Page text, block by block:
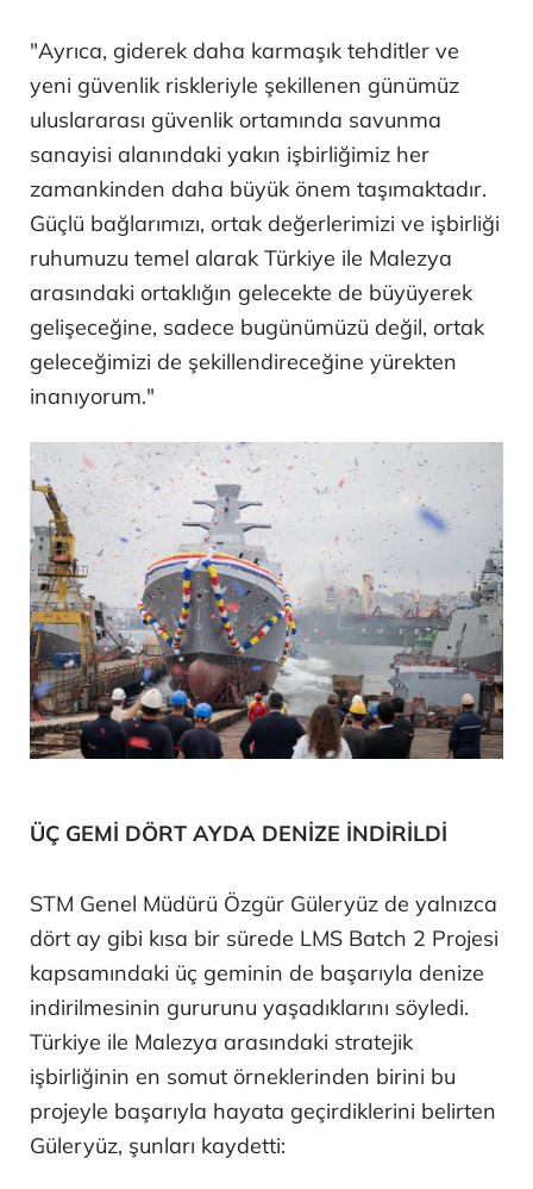
"Ayrıca, giderek daha karmaşık tehditler ve
yeni güvenlik riskleriyle şekillenen günümüz
uluslararası güvenlik ortamında savunma
sanayisi alanındaki yakın işbirliğimiz her
zamankinden daha büyük önem taşımaktadır.
Güçlü bağlarımızı, ortak değerlerimizi ve işbirliği
ruhumuzu temel alarak Türkiye ile Malezya
arasındaki ortaklığın gelecekte de büyüyerek
gelişeceğine, sadece bugünümüzü değil, ortak
geleceğimizi de şekillendireceğine yürekten
inanıyorum."
ÜÇ GEMİ DÖRT AYDA DENİZE İNDİRİLDİ
STM Genel Müdürü Özgür Güleryüz de yalnızca
dört ay gibi kısa bir sürede LMS Batch 2 Projesi
kapsamındaki üç geminin de başarıyla denize
indirilmesinin gururunu yaşadıklarını söyledi.
Türkiye ile Malezya arasındaki stratejik
işbirliğinin en somut örneklerinden birini bu
projeyle başarıyla hayata geçirdiklerini belirten
Güleryüz, şunları kaydetti: